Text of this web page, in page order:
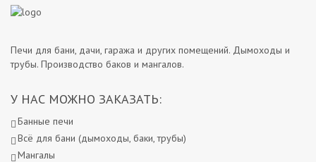
Печи для бани, дачи, гаража и других помещений. Дымоходы и
трубы. Производство баков и мангалов.
У НАС МОЖНО ЗАКАЗАТЬ:
Банные печи
Всё для бани (дымоходы, баки, трубы)
Мангалы